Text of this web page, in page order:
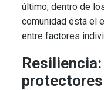
último, dentro de
comunidad está el
entre factores